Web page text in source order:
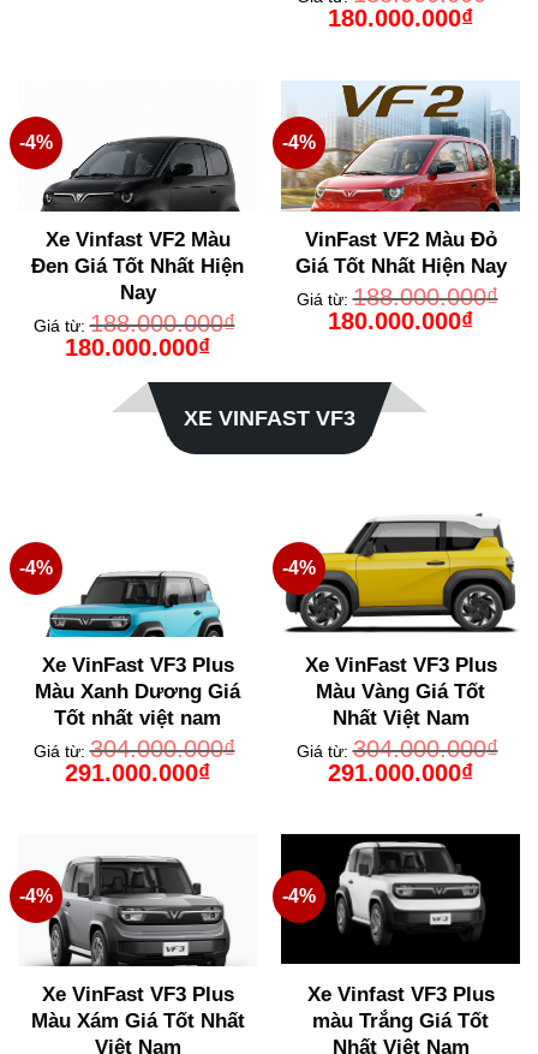
Giá
gốc
180.000.000₫Giá
hiện
-4%
Xe Vinfast VF2 Màu
Đen Giá Tốt Nhất Hiện
Nay
Giá từ:188.000.000₫
Giá
gốc
188.000.000₫.
180.000.000₫Giá
hiện
-4%
VinFast VF2 Màu Đỏ
Giá Tốt Nhất Hiện Nay
Giá từ:188.000.000₫
Giá
gốc
180.000.000₫Giá
hiện
XE VINFAST VF3
-4%
Xe VinFast VF3 Plus
Màu Xanh Dương Giá
Tốt nhất việt nam
Giá từ:304.000.000₫
Giá
gốc
291.000.000₫Giá
hiện
-4%
Xe VinFast VF3 Plus
Màu Vàng Giá Tốt
Nhất Việt Nam
Giá từ:304.000.000₫
Giá
gốc
291.000.000₫Giá
hiện
-4%
Xe VinFast VF3 Plus
Màu Xám Giá Tốt Nhất
Việt Nam
-4%
Xe Vinfast VF3 Plus
màu Trắng Giá Tốt
Nhất Việt Nam